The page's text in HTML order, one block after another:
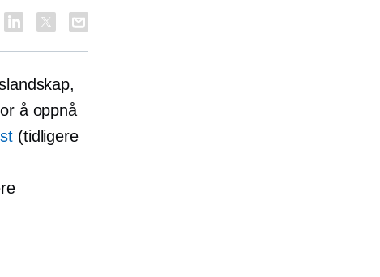
å oppnå
(tidligere